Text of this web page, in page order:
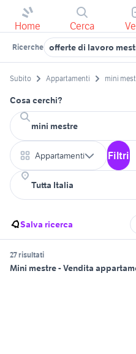
Home Cerca
Ricerche offerte di lavoro
Subito Appartamenti mini
Cosa cerchi?
Appartamenti Filtri
Salva ricerca
27 risultati
Mini mestre - Vendita